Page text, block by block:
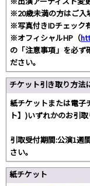
※20歳未満の方はご入
※写真付きIDチェック
※オフィシャルHP（
の「注意事項」を必ず
ださい。
チケット引き取り方法
紙チケットまたは電子
ト】)いずれかのお引
引取受付期間:公演1週
さい。
紙チケット